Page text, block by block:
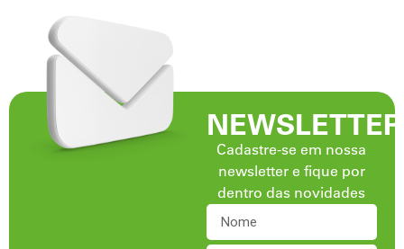
NEWSLETTER
Cadastre-se em nossa
newsletter e fique por
dentro das novidades